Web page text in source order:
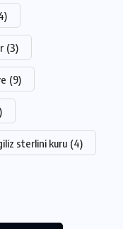
(3)
(9)
sterlini kuru (4)